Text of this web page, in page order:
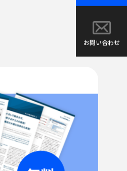
お問い合わせ